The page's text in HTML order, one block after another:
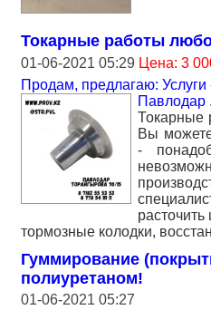
Токарные работы
01-06-2021 05:29 Цена: 3
Продам, предлагаю: Услуги
Павлодар
Токарные
Вы
-
тормозные колодки,
Гуммирование
полиуретаном!
01-06-2021 05:27